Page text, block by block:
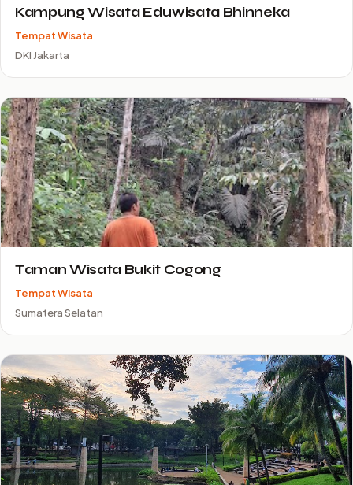
Kampung Wisata Eduwisata Bhinneka
Tempat Wisata
DKI Jakarta
Taman Wisata Bukit Cogong
Tempat Wisata
Sumatera Selatan